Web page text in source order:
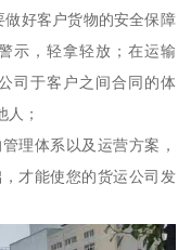
好客户货物的安全保障
示，轻拿轻放；在运输
司于客户之间合同的体
；
理体系以及运营方案，
才能使您的货运公司发